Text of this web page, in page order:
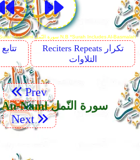
Reciting Murattalah Audio for 27. Surah An-Naml سورة النّمل N.B *Surah Includes Al-Basmalah
Reciters Repeats تكرار
التلاوات
Prev
27. Surah An-Naml سورة النّمل
Next